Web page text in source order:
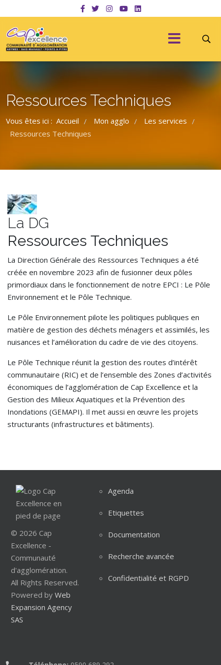
Ressources Techniques
Vous êtes ici : Accueil / Mon agglo / Les services /
Ressources Techniques
La DG
Ressources Techniques
La Direction Générale des Ressources Techniques a été
créée en novembre 2023 afin de fusionner deux pôles
primordiaux dans le fonctionnement de notre EPCI : Le Pôle
Environnement et le Pôle Technique.
Le Pôle Environnement pilote les politiques publiques en
matière de gestion des déchets ménagers et assimilés, les
nuisances et l’amélioration du cadre de vie des citoyens.
Le Pôle Technique réunit la gestion des routes d’intérêt
communautaire (RIC) et de l’ensemble des Zones d’activités
économiques de l’agglomération de Cap Excellence et la
Gestion des Milieux Aquatiques et la Prévention des
Inondations (GEMAPI). Il met aussi en œuvre les projets
structurants (infrastructures et bâtiments).
© 2026 Cap
Excellence -
Communauté
d'agglomération.
All Rights Reserved.
Powered by Web
Expansion Agency
SAS
Agenda
Etiquettes
Documentation
Recherche avancée
Confidentialité et RGPD